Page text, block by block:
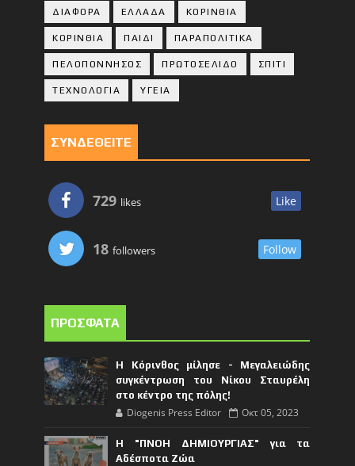
ΔΙΑΦΟΡΑ ΕΛΛΑΔΑ ΚΟΡΙΝΘΙΑ
ΚΟΡΙΝΘΙA ΠΑΙΔΙ ΠΑΡΑΠΟΛΙΤΙΚΑ
ΠΕΛΟΠΟΝΝΗΣΟΣ ΠΡΩΤΟΣΕΛΙΔΟ ΣΠΙΤΙ
ΤΕΧΝΟΛΟΓΙΑ ΥΓΕΙΑ
ΣΥΝΔΕΘΕΙΤΕ
729 likes Like
18 followers Follow
ΠΡΟΣΦΑΤΑ
Η Κόρινθος μίλησε - Μεγαλειώδης
συγκέντρωση του Νίκου Σταυρέλη
στο κέντρο της πόλης!
Diogenis Press Editor Οκτ 05, 2023
Η "ΠΝΟΗ ΔΗΜΙΟΥΡΓΙΑΣ" για τα
Αδέσποτα Ζώα